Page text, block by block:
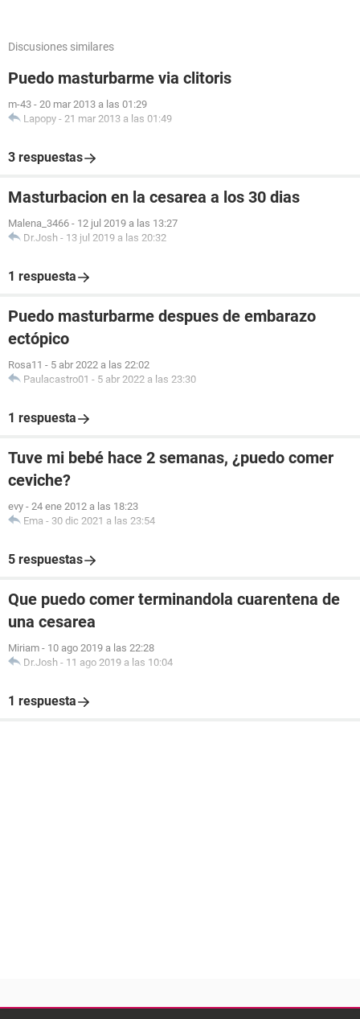
Discusiones similares
Puedo masturbarme via clitoris
m-43 - 20 mar 2013 a las 01:29
Lapopy - 21 mar 2013 a las 01:49
3 respuestas
Masturbacion en la cesarea a los 30 dias
Malena_3466 - 12 jul 2019 a las 13:27
Dr.Josh - 13 jul 2019 a las 20:32
1 respuesta
Puedo masturbarme despues de embarazo
ectópico
Rosa11 - 5 abr 2022 a las 22:02
Paulacastro01 - 5 abr 2022 a las 23:30
1 respuesta
Tuve mi bebé hace 2 semanas, ¿puedo comer
ceviche?
evy - 24 ene 2012 a las 18:23
Ema - 30 dic 2021 a las 23:54
5 respuestas
Que puedo comer terminandola cuarentena de
una cesarea
Miriam - 10 ago 2019 a las 22:28
Dr.Josh - 11 ago 2019 a las 10:04
1 respuesta